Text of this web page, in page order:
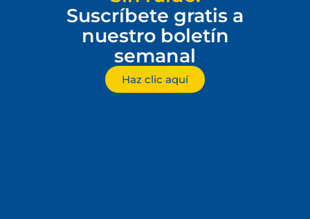
Suscríbete gratis a
nuestro boletín
semanal
Haz clic aquí